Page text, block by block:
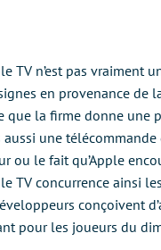
TV n’est pas vraiment
en provenance de
que la firme donne
aussi une
ou le fait qu’Apple
TV concurrence ainsi
conçoivent
pour les joueurs du